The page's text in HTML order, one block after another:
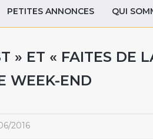
PETITES ANNONCES QUI
» ET « FAITES DE
WEEK-END
2016